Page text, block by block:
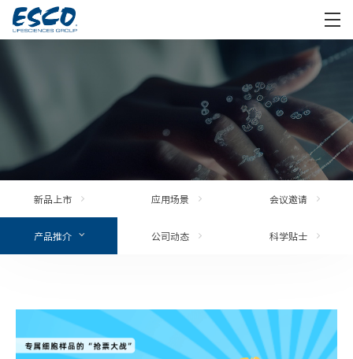
新品上市 应用场景 会议邀请
产品推介 公司动态 科学贴士